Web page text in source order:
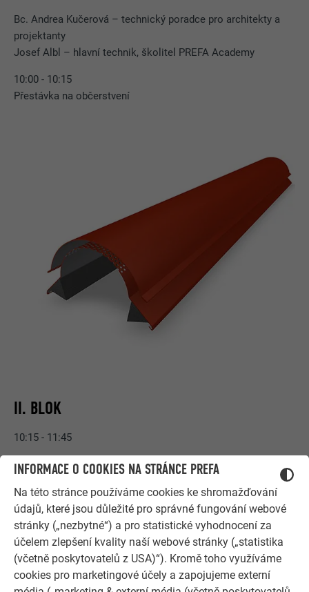
INFORMACE O COOKIES NA STRÁNCE PREFA
Na této stránce používáme cookies ke shromažďování
údajů, které jsou důležité pro správné fungování webové
stránky („nezbytné“) a pro statistické vyhodnocení za
účelem zlepšení kvality naší webové stránky („statistika
(včetně poskytovatelů z USA)“). Kromě toho využíváme
cookies pro marketingové účely a zapojujeme externí
Bc. Andrea Kučerová – technický poradce pro architekty a
projektanty
Josef Albl – hlavní technik, školitel PREFA Academy
10:00 - 10:15
Přestávka na občerstvení
II. BLOK
10:15 - 11:45
II. Blok
3. Požadavky norem vs. poznatky z praxe
- 3a. odvětrání střech a fasád obecně
- 3b. systémový hřebenáč Jet-Lufter
- 3c. odvětrání studené půdy (např. bungalovy) a členitých
střech
- 3d. zapuštěné a zaatikové žlaby